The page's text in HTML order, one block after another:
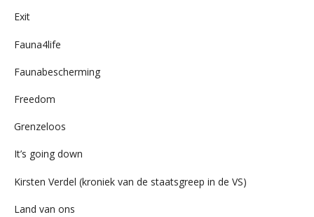
Exit
Fauna4life
Faunabescherming
Freedom
Grenzeloos
It’s going down
Kirsten Verdel (kroniek van de staatsgreep in de VS)
Land van ons